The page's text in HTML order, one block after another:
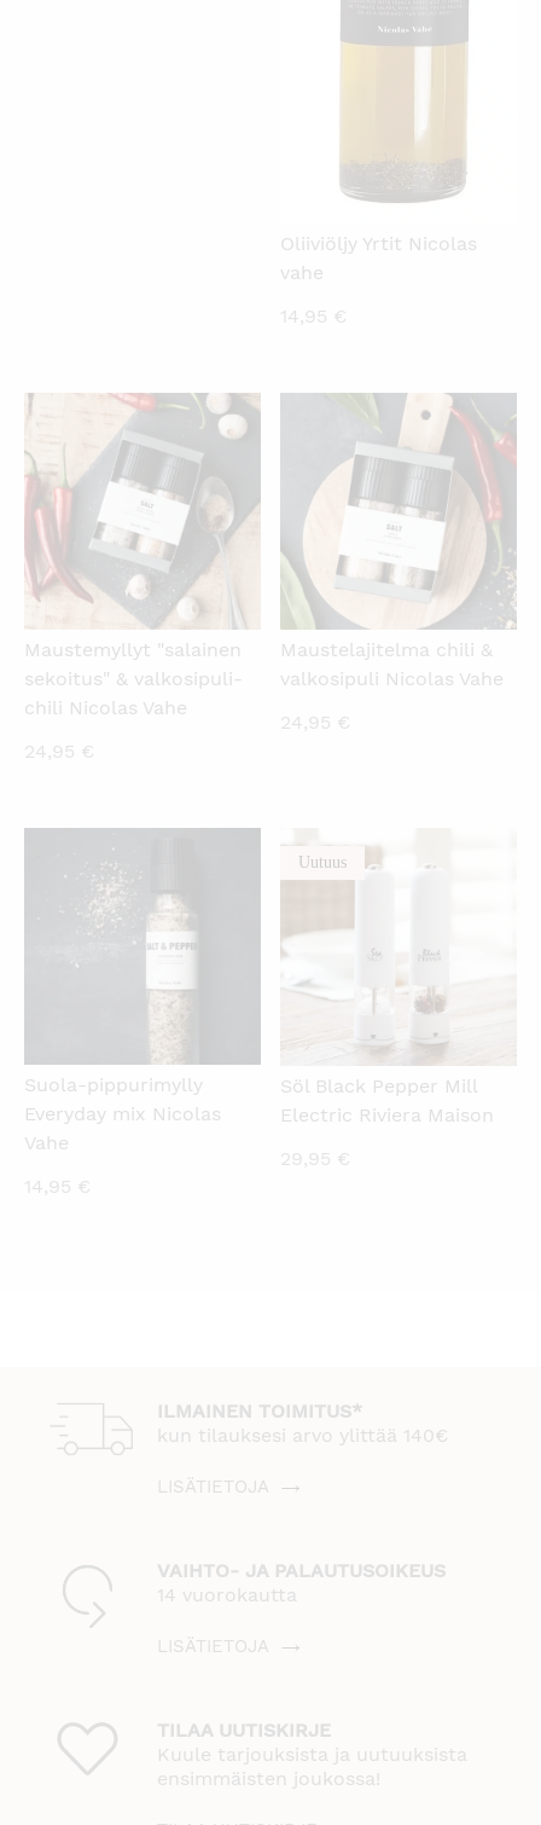
Oliiviöljy Yrtit Nicolas
vahe
14,95 €
KATSO PIKANÄKYMÄ
Maustemyllyt "salainen
sekoitus" & valkosipuli-
chili Nicolas Vahe
24,95 €
KATSO PIKANÄKYMÄ
Maustelajitelma chili &
valkosipuli Nicolas Vahe
24,95 €
KATSO PIKANÄKYMÄ
Suola-pippurimylly
Everyday mix Nicolas
Vahe
14,95 €
UutuusKATSO PIKANÄKYMÄ
Söl Black Pepper Mill
Electric Riviera Maison
29,95 €
ILMAINEN TOIMITUS*
kun tilauksesi arvo ylittää 140€
LISÄTIETOJA
VAIHTO- JA PALAUTUSOIKEUS
14 vuorokautta
LISÄTIETOJA
TILAA UUTISKIRJE
Kuule tarjouksista ja uutuuksista
ensimmäisten joukossa!